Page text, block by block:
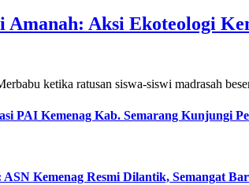
Amanah: Aksi Ekoteologi
ketika ratusan siswa-siswi madrasah
PAI Kemenag Kab. Semarang Kunjungi
ASN Kemenag Resmi Dilantik, Semangat